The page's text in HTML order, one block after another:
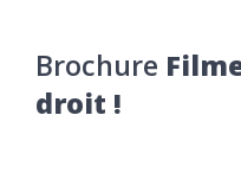
Brochure
droit !